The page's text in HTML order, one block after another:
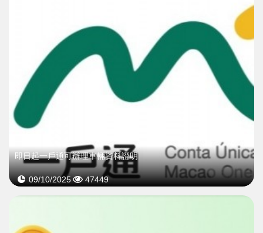
即日起一戶通可辦理車輛資料證明
09/10/2025 47449